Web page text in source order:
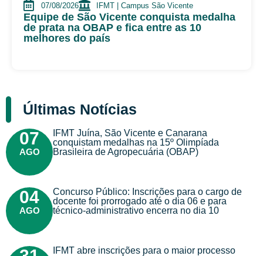
07/08/2026 IFMT | Campus São Vicente
Equipe de São Vicente conquista medalha
de prata na OBAP e fica entre as 10
melhores do país
Últimas Notícias
07
AGO
IFMT Juína, São Vicente e Canarana
conquistam medalhas na 15º Olimpíada
Brasileira de Agropecuária (OBAP)
04
AGO
Concurso Público: Inscrições para o cargo de
docente foi prorrogado até o dia 06 e para
técnico-administrativo encerra no dia 10
IFMT abre inscrições para o maior processo